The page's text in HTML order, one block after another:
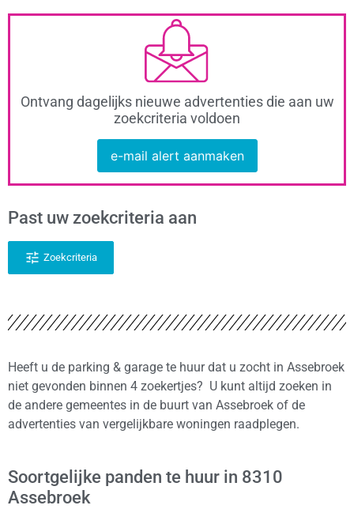
Ontvang dagelijks nieuwe advertenties die aan uw
zoekcriteria voldoen
e-mail alert aanmaken
Past uw zoekcriteria aan
Zoekcriteria
Heeft u de parking & garage te huur dat u zocht in Assebroek
niet gevonden binnen 4 zoekertjes? U kunt altijd zoeken in
de andere gemeentes in de buurt van Assebroek of de
advertenties van vergelijkbare woningen raadplegen.
Soortgelijke panden te huur in 8310
Assebroek